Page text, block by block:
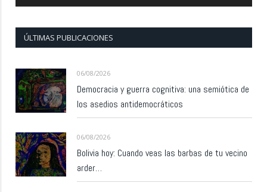
ÚLTIMAS PUBLICACIONES
06/08/2026
Democracia y guerra cognitiva: una semiótica de
los asedios antidemocráticos
06/08/2026
Bolivia hoy: Cuando veas las barbas de tu vecino
arder…